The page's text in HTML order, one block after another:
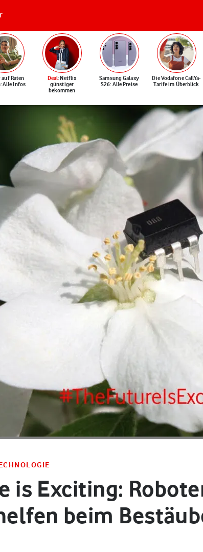
auf Raten
Alle Infos
Deal: Netflix
günstiger
bekommen
Samsung Galaxy
S26: Alle Preise
Die Vodafone CallYa-
Tarife im Überblick
is Exciting:
beim